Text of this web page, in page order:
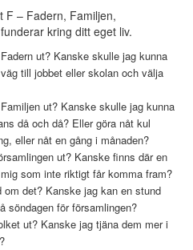
F – Fadern, Familjen,
kring ditt eget liv.
ut? Kanske skulle jag kunna
till jobbet eller skolan och välja
ut? Kanske skulle jag kunna
då och då? Eller göra nåt kul
eller nåt en gång i månaden?
ut? Kanske finns där en
som inte riktigt får komma fram?
om det? Kanske jag kan en stund
söndagen för församlingen?
ut? Kanske jag tjäna dem mer i